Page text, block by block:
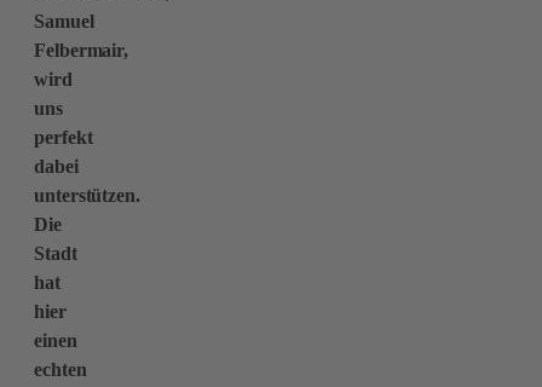
Samuel
Felbermair,
wird
uns
perfekt
dabei
unterstützen.
Die
Stadt
hat
hier
einen
echten